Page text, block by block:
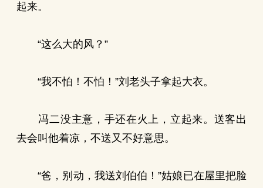
起来。
“这么大的风？”
“我不怕！不怕！”刘老头子拿起大衣。
冯二没主意，手还在火上，立起来。送客出
去会叫他着凉，不送又不好意思。
“爸，别动，我送刘伯伯！”姑娘已在屋里把脸